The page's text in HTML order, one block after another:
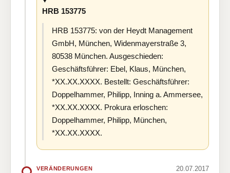
HRB 153775
HRB 153775: von der Heydt Management
GmbH, München, Widenmayerstraße 3,
80538 München. Ausgeschieden:
Geschäftsführer: Ebel, Klaus, München,
*XX.XX.XXXX. Bestellt: Geschäftsführer:
Doppelhammer, Philipp, Inning a. Ammersee,
*XX.XX.XXXX. Prokura erloschen:
Doppelhammer, Philipp, München,
*XX.XX.XXXX.
VERÄNDERUNGEN 20.07.2017